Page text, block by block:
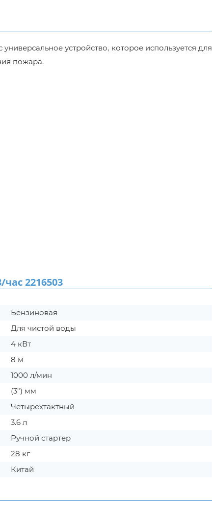
устройство, которое используется для
пожара.
2216503
Бензиновая
Для чистой воды
4 кВт
8 м
1000 л/мин
(3") мм
Четырехтактный
3.6 л
Ручной стартер
28 кг
Китай